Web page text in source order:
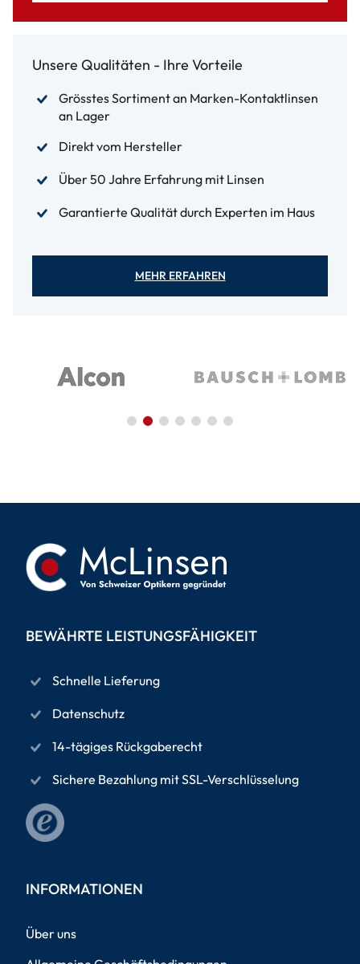
Unsere Qualitäten - Ihre Vorteile
Grösstes Sortiment an Marken-Kontaktlinsen
an Lager
Direkt vom Hersteller
Über 50 Jahre Erfahrung mit Linsen
Garantierte Qualität durch Experten im Haus
MEHR ERFAHREN
BEWÄHRTE LEISTUNGSFÄHIGKEIT
Schnelle Lieferung
Datenschutz
14-tägiges Rückgaberecht
Sichere Bezahlung mit SSL-Verschlüsselung
INFORMATIONEN
Über uns